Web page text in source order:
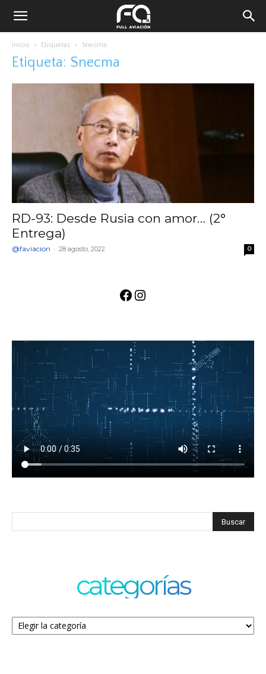
Inicio Etiquetas Snecma
Etiqueta: Snecma
RD-93: Desde Rusia con amor… (2°
Entrega)
@faviacion - 28 agosto, 2022 0
Facebook
Instagram
categorías
Categorías